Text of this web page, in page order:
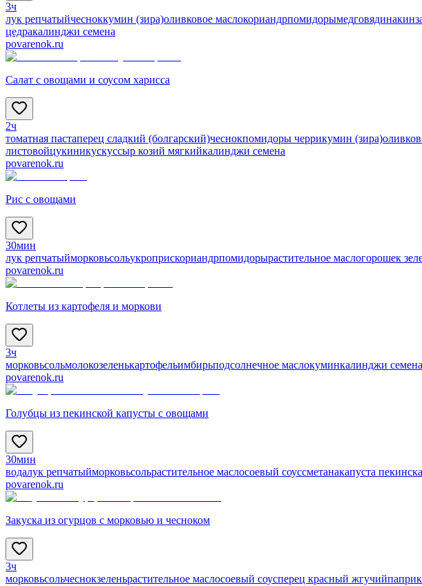
3ч
лук репчатыйчесноккумин (зира)оливковое маслокориандрпомидорымедговядина
цедракалинджи семена
povarenok.ru
Салат с овощами и соусом харисса
2ч
томатная пастаперец сладкий (болгарский)чеснокпомидоры черрикумин (зира)
листовойцукиникускуссыр козий мягкийкалинджи семена
povarenok.ru
Рис с овощами
30мин
лук репчатыйморковьсольукроприскориандрпомидорырастительное маслогорошек
povarenok.ru
Котлеты из картофеля и моркови
3ч
морковьсольмолокозеленькартофельимбирьподсолнечное маслокуминкалинджи семена
povarenok.ru
Голубцы из пекинской капусты с овощами
30мин
водалук репчатыйморковьсольрастительное маслосоевый соуссметанакапуста
povarenok.ru
Закуска из огурцов с морковью и чесноком
3ч
морковьсольчеснокзеленьрастительное маслосоевый соусперец красный жгучий